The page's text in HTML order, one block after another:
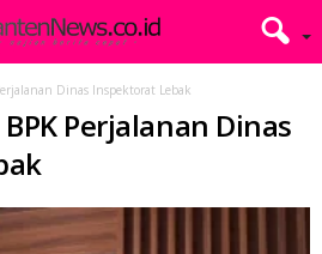
Dinas Inspektorat Lebak
Perjalanan Dinas